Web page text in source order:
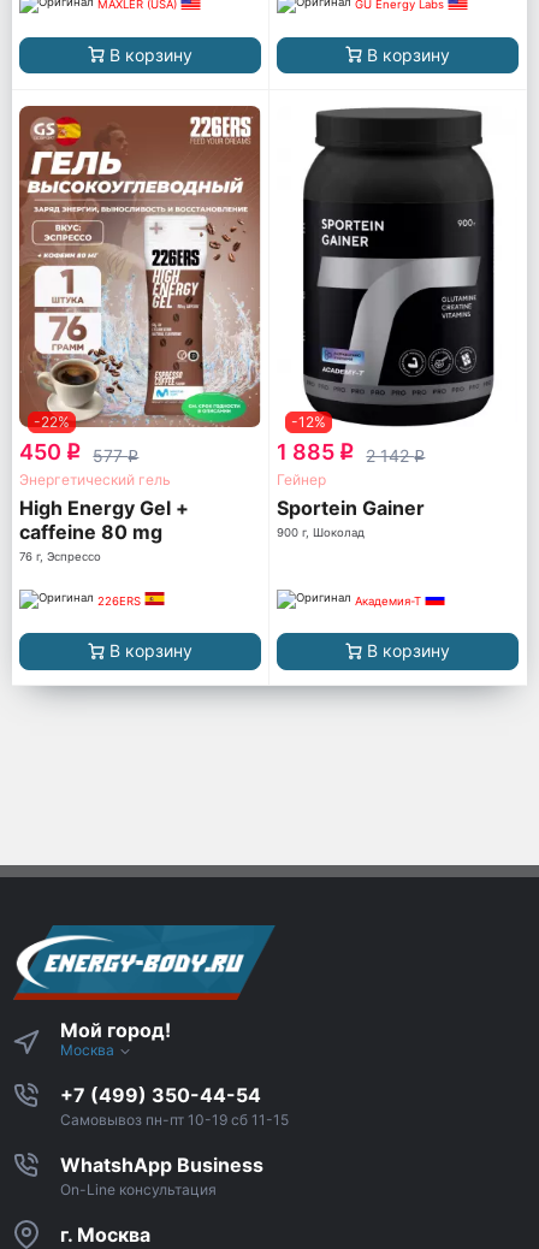
MAXLER (USA)
В корзину
GU Energy Labs
В корзину
-22%
450 q 577q
Энергетический гель
High Energy Gel +
caffeine 80 mg
76 г, Эспрессо
226ERS
В корзину
-12%
1 885 q 2 142q
Гейнер
Sportein Gainer
900 г, Шоколад
Академия-Т
В корзину
Мой город!
Москва
+7 (499) 350-44-54
Самовывоз пн-пт 10-19 сб 11-15
WhatshApp Business
On-Line консультация
г. Москва